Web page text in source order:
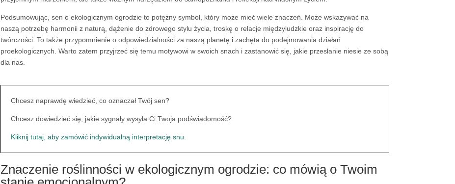
Podsumowując, sen o ekologicznym ogrodzie to potężny symbol, który może mieć wiele znaczeń. Może wskazywać na
naszą potrzebę harmonii z naturą, dążenie do zdrowego stylu życia, troskę o relacje międzyludzkie oraz inspirację do
twórczości. To także przypomnienie o odpowiedzialności za naszą planetę i zachęta do podejmowania działań
proekologicznych. Warto zatem przyjrzeć się temu motywowi w swoich snach i zastanowić się, jakie przesłanie niesie ze sobą
dla nas.
Chcesz naprawdę wiedzieć, co oznaczał Twój sen?
Chcesz dowiedzieć się, jakie sygnały wysyła Ci Twoja podświadomość?
Kliknij tutaj, aby zamówić indywidualną interpretację snu.
Znaczenie roślinności w ekologicznym ogrodzie: co mówią o Twoim